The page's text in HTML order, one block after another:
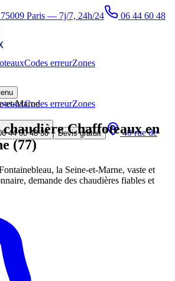
75009 Paris — 7j/7, 24h/24
06 44 60 48
Codes erreurZones
Codes erreurZones
44 60 48 30 Devis gratuit
40 rue de
et-Marne
chaudière Chaffoteaux en
(77)
la Seine-et-Marne, vaste et
demande des chaudières fiables et